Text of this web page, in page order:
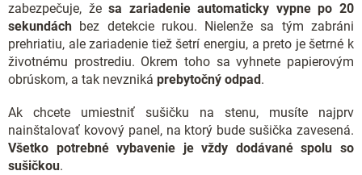
zabezpečuje, žesa zariadenie automaticky vypne po 20
sekundách bez detekcie rukou. Nielenže sa tým zabráni
prehriatiu, ale zariadenie tiež šetrí energiu, a preto je šetrné k
životnému prostrediu. Okrem toho sa vyhnete papierovým
obrúskom, a tak nevzniká prebytočný odpad.
Ak chcete umiestniť sušičku na stenu, musíte najprv
nainštalovať kovový panel, na ktorý bude sušička zavesená.
Všetko potrebné vybavenie je vždy dodávané spolu so
sušičkou.